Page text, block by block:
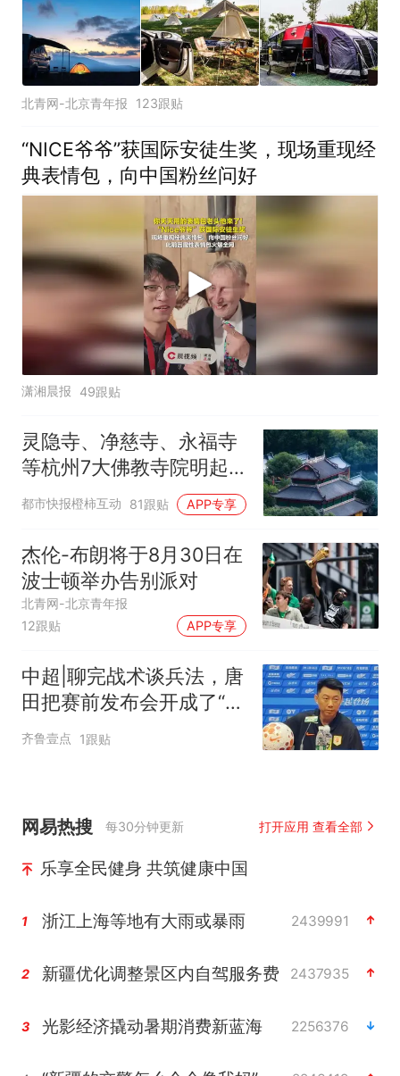
北青网-北京青年报 123跟贴
“NICE爷爷”获国际安徒生奖，现场重现经
典表情包，向中国粉丝问好
潇湘晨报 49跟贴
灵隐寺、净慈寺、永福寺
等杭州7大佛教寺院明起
临时关闭，别跑空了
都市快报橙柿互动 81跟贴 APP专享
杰伦-布朗将于8月30日在
波士顿举办告别派对
北青网-北京青年报
12跟贴
APP专享
中超|聊完战术谈兵法，唐
田把赛前发布会开成了“军
师联盟”
齐鲁壹点 1跟贴
网易热搜 每30分钟更新 打开应用 查看全部
乐享全民健身 共筑健康中国
1 浙江上海等地有大雨或暴雨 2439991
2 新疆优化调整景区内自驾服务费 2437935
3 光影经济撬动暑期消费新蓝海 2256376